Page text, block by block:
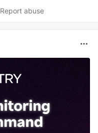
Report abuse